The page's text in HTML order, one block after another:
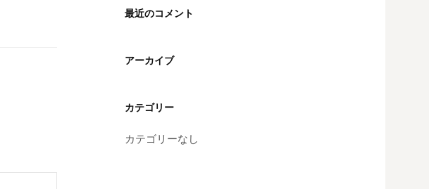
最近のコメント
アーカイブ
カテゴリー
カテゴリーなし